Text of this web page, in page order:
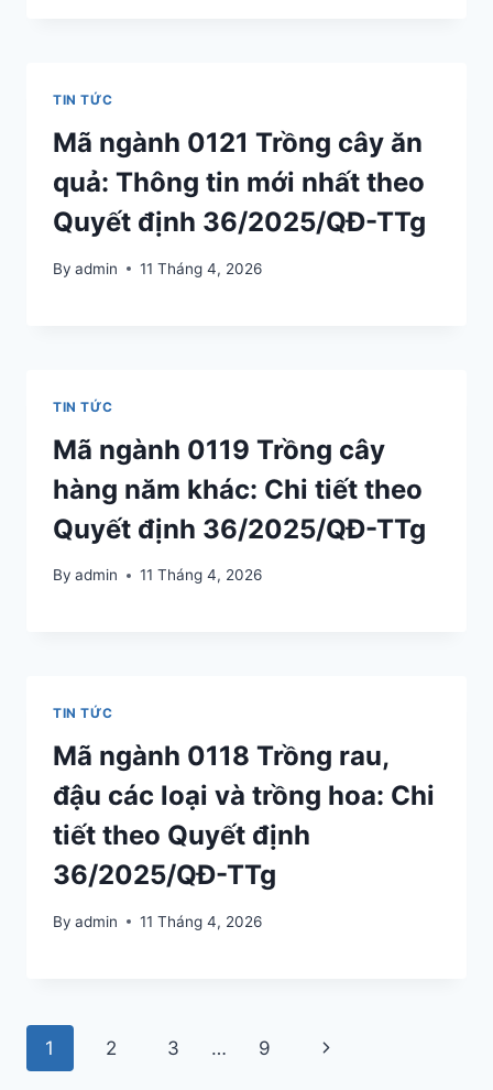
TIN TỨC
Mã ngành 0121 Trồng cây ăn
quả: Thông tin mới nhất theo
Quyết định 36/2025/QĐ-TTg
By admin 11 Tháng 4, 2026
TIN TỨC
Mã ngành 0119 Trồng cây
hàng năm khác: Chi tiết theo
Quyết định 36/2025/QĐ-TTg
By admin 11 Tháng 4, 2026
TIN TỨC
Mã ngành 0118 Trồng rau,
đậu các loại và trồng hoa: Chi
tiết theo Quyết định
36/2025/QĐ-TTg
By admin 11 Tháng 4, 2026
Page
1 2 3 … 9
Next